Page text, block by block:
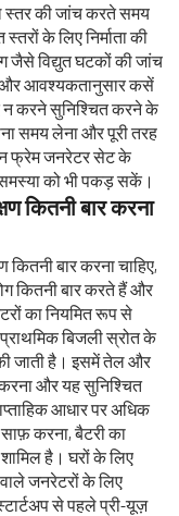
स्तर की जांच करते समय
के लिए निर्माता की
जैसे विद्युत घटकों की जांच
और आवश्यकतानुसार कसें
न करने सुनिश्चित करने के
समय लेना और पूरी तरह
फ्रेम जनरेटर सेट के
समस्या को भी पकड़ सकें।
कितनी बार करना
बार करना चाहिए,
कितनी बार करते हैं और
का नियमित रूप से
बिजली स्रोत के
जाती है। इसमें तेल और
और यह सुनिश्चित
आधार पर अधिक
साफ़ करना, बैटरी का
है। घरों के लिए
जनरेटरों के लिए
से पहले प्री-यूज़